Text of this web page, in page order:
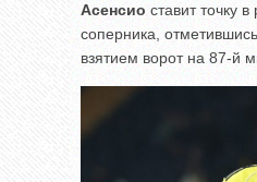
Асенсио ставит точку
соперника,
взятием ворот на 87-й